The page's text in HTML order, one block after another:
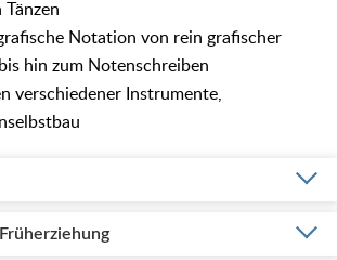
Tänzen
Notation von rein grafischer
hin zum Notenschreiben
verschiedener Instrumente,